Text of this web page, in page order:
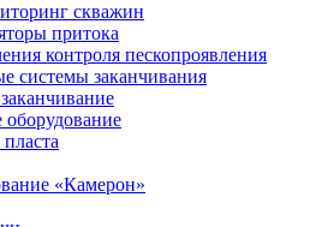
скважин
притока
контроля пескопроявления
системы заканчивания
оборудование
«Камерон»